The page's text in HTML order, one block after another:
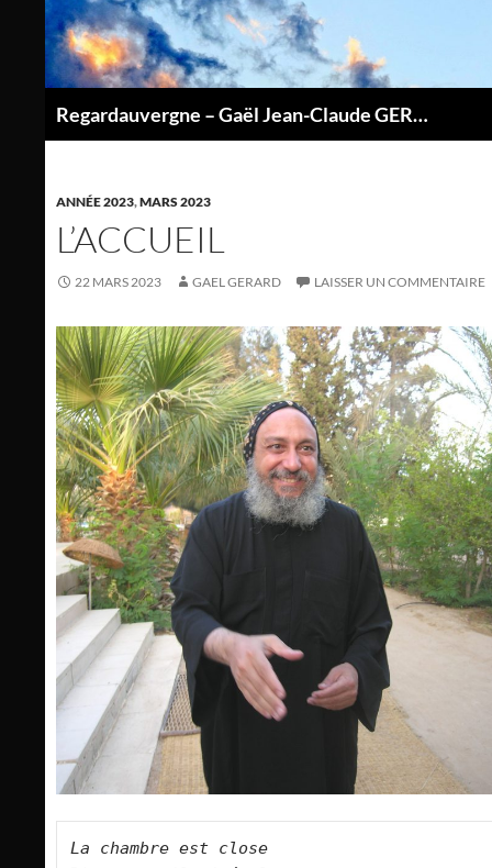
contenu
Regardauvergne – Gaël Jean-Claude GERARD
ANNÉE 2023,MARS 2023
L’ACCUEIL
22 MARS 2023 GAEL GERARD LAISSER UN COMMENTAIRE
La chambre est close